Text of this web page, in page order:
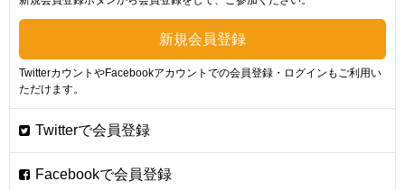
TwitterカウントやFacebookアカウントでの会員登録・ログインもご利用い
ただけます。